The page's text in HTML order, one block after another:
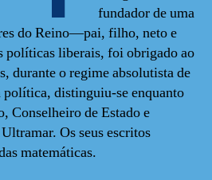
fundador de uma
do Reino—pai, filho, neto e
políticas liberais, foi obrigado ao
durante o regime absolutista de
distinguiu-se enquanto
Conselheiro de Estado e
Os seus escritos
matemáticas.